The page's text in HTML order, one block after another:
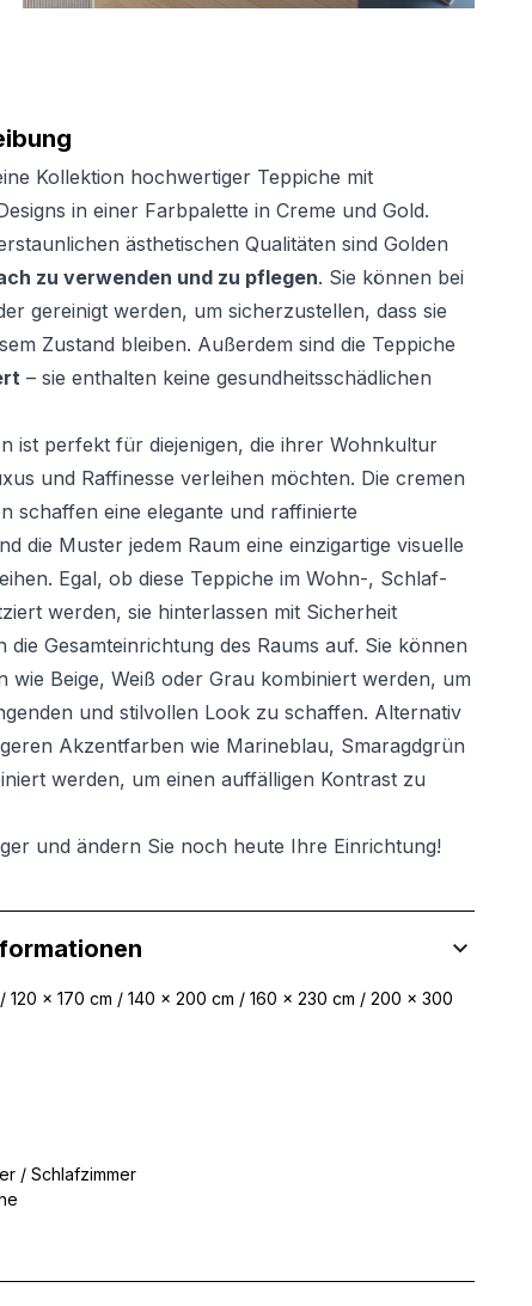
Kollektion hochwertiger Teppiche mit
in einer Farbpalette in Creme und Gold.
ästhetischen Qualitäten sind Golden
zu verwenden und zu pflegen. Sie können bei
gereinigt werden, um sicherzustellen, dass sie
Zustand bleiben. Außerdem sind die Teppiche
– sie enthalten keine gesundheitsschädlichen
ist perfekt für diejenigen, die ihrer Wohnkultur
und Raffinesse verleihen möchten. Die cremen
schaffen eine elegante und raffinierte
die Muster jedem Raum eine einzigartige visuelle
Egal, ob diese Teppiche im Wohn-, Schlaf-
werden, sie hinterlassen mit Sicherheit
die Gesamteinrichtung des Raums auf. Sie können
wie Beige, Weiß oder Grau kombiniert werden, um
und stilvollen Look zu schaffen. Alternativ
Akzentfarben wie Marineblau, Smaragdgrün
werden, um einen auffälligen Kontrast zu
und ändern Sie noch heute Ihre Einrichtung!
120 x 170 cm / 140 x 200 cm / 160 x 230 cm / 200 x 300
/ Schlafzimmer